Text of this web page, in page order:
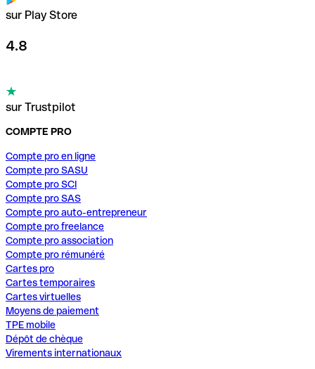
sur Play Store
4.8
sur Trustpilot
COMPTE PRO
Compte pro en ligne
Compte pro SASU
Compte pro SCI
Compte pro SAS
Compte pro auto-entrepreneur
Compte pro freelance
Compte pro association
Compte pro rémunéré
Cartes pro
Cartes temporaires
Cartes virtuelles
Moyens de paiement
TPE mobile
Dépôt de chèque
Virements internationaux